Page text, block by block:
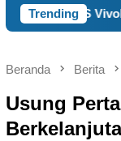
Trending
S14
Beranda Berita
Usung